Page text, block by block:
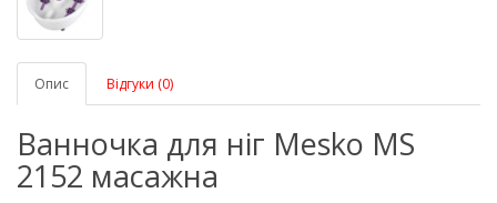
Опис Відгуки (0)
Ванночка для ніг Mesko MS
2152 масажна